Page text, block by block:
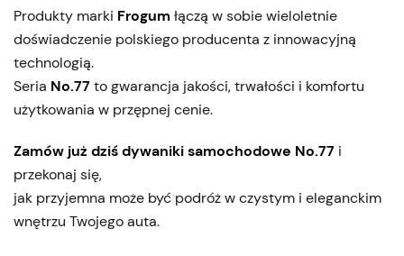
Produkty marki Frogum łączą w sobie wieloletnie
doświadczenie polskiego producenta z innowacyjną
technologią.
Seria No.77 to gwarancja jakości, trwałości i komfortu
użytkowania w przępnej cenie.
Zamów już dziś dywaniki samochodowe No.77 i
przekonaj się,
jak przyjemna może być podróż w czystym i eleganckim
wnętrzu Twojego auta.